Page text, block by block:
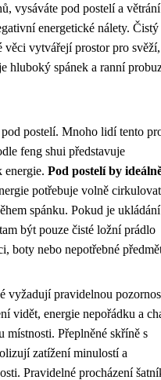
vysáváte pod postelí a větrání
energetické nálety. Čistý
věci vytvářejí prostor pro svěží,
hluboký spánek a ranní
postelí. Mnoho lidí tento
feng shui představuje
energie. Pod postelí by
potřebuje volně cirkulovat
spánku. Pokud je ukládání
být pouze čisté ložní prádlo
boty nebo nepotřebné
vyžadují pravidelnou
vidět, energie nepořádku a
Přeplněné skříně s
zatížení minulostí a
Pravidelné procházení